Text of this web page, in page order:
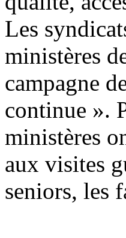
Les
ministères
campagne
continue ».
ministères
aux visites
seniors, les